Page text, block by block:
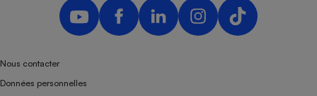
Nous contacter
Données personnelles